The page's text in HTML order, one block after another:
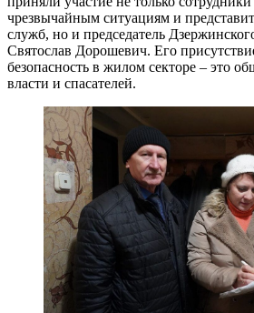
чрезвычайным ситуациям и
служб, но и председатель
Святослав Дорошевич. Его
безопасность в жилом секторе – это
власти и спасателей. ​